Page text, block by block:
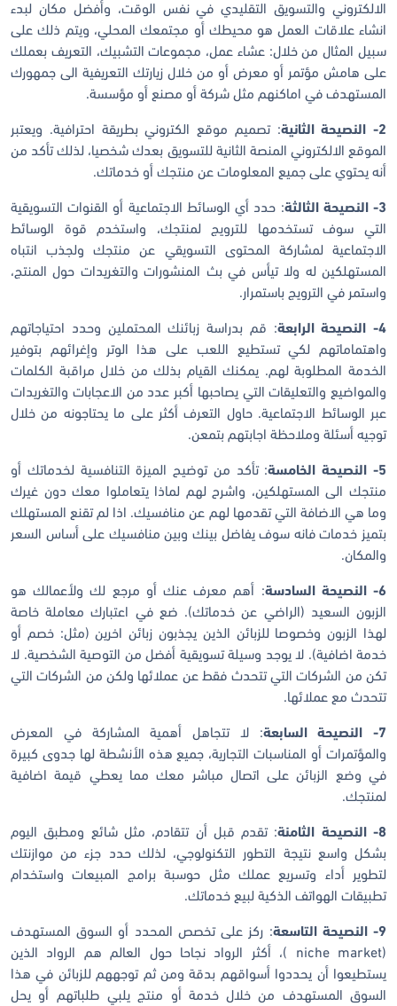
الالكتروني والتسويق التقليدي في نفس الوقت، وأفضل مكان لبدء
انشاء علاقات العمل هو محيطك أو مجتمعك المحلي، ويتم ذلك على
سبيل المثال من خلال: عشاء عمل، مجموعات التشبيك، التعريف بعملك
على هامش مؤتمر أو معرض أو من خلال زيارتك التعريفية الى جمهورك
المستهدف في اماكنهم مثل شركة أو مصنع أو مؤسسة.
2- النصيحة الثانية
: تصميم موقع الكتروني بطريقة احترافية. ويعتبر
الموقع الالكتروني المنصة الثانية للتسويق بعدك شخصيا، لذلك تأكد من
أنه يحتوي على جميع المعلومات عن منتجك أو خدماتك.
3- النصيحة الثالثة
: حدد أي الوسائط الاجتماعية أو القنوات التسويقية
التي سوف تستخدمها للترويج لمنتجك، واستخدم قوة الوسائط
الاجتماعية لمشاركة المحتوى التسويقي عن منتجك ولجذب انتباه
المستهلكين له ولا تيأس في بث المنشورات والتغريدات حول المنتج،
واستمر في الترويج باستمرار.
4- النصيحة الرابعة
: قم بدراسة زبائنك المحتملين وحدد احتياجاتهم
واهتماماتهم لكي تستطيع اللعب على هذا الوتر وإغرائهم بتوفير
الخدمة المطلوبة لهم. يمكنك القيام بذلك من خلال مراقبة الكلمات
والمواضيع والتعليقات التي يصاحبها أكبر عدد من الاعجابات والتغريدات
عبر الوسائط الاجتماعية. حاول التعرف أكثر على ما يحتاجونه من خلال
توجيه أسئلة وملاحظة اجابتهم بتمعن.
5- النصيحة الخامسة
: تأكد من توضيح الميزة التنافسية لخدماتك أو
منتجك الى المستهلكين، واشرح لهم لماذا يتعاملوا معك دون غيرك
وما هي الاضافة التي تقدمها لهم عن منافسيك. اذا لم تقنع المستهلك
بتميز خدمات فانه سوف يفاضل بينك وبين منافسيك على أساس السعر
والمكان.
6- النصيحة السادسة
: أهم معرف عنك أو مرجع لك ولأعمالك هو
الزبون السعيد (الراضي عن خدماتك). ضع في اعتبارك معاملة خاصة
لهذا الزبون وخصوصا للزبائن الذين يجذبون زبائن اخرين (مثل: خصم أو
خدمة اضافية). لا يوجد وسيلة تسويقية أفضل من التوصية الشخصية. لا
تكن من الشركات التي تتحدث فقط عن عملائها ولكن من الشركات التي
تتحدث مع عملائها.
7- النصيحة السابعة
: لا تتجاهل أهمية المشاركة في المعرض
والمؤتمرات أو المناسبات التجارية، جميع هذه الأنشطة لها جدوى كبيرة
في وضع الزبائن على اتصال مباشر معك مما يعطي قيمة اضافية
لمنتجك.
8- النصيحة الثامنة
: تقدم قبل أن تتقادم، مثل شائع ومطبق اليوم
بشكل واسع نتيجة التطور التكنولوجي، لذلك حدد جزء من موازنتك
لتطوير أداء وتسريع عملك مثل حوسبة برامج المبيعات واستخدام
تطبيقات الهواتف الذكية لبيع خدماتك.
9- النصيحة التاسعة
: ركز على تخصص المحدد أو السوق المستهدف
(niche market )، أكثر الرواد نجاحا حول العالم هم الرواد الذين
يستطيعوا أن يحددوا أسواقهم بدقة ومن ثم توجههم للزبائن في هذا
السوق المستهدف من خلال خدمة أو منتج يلبي طلباتهم أو يحل